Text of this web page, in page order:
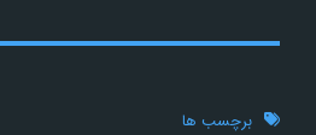
برچسب ها